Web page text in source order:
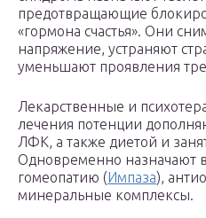
предотвращающие
«гормона счастья». Они
напряжение, устраняют
уменьшают проявления
Лекарственные и
лечения потенции
ЛФК, а также диетой и
Одновременно назначают
гомеопатию (Импаза),
минеральные комплексы.